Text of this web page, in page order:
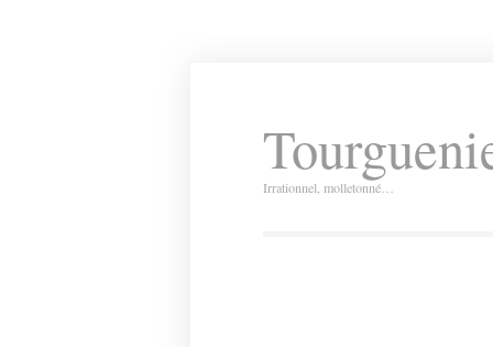
Irrationnel, molletonné…